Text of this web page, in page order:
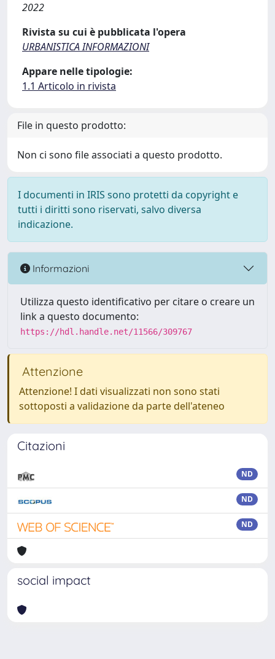
2022
Rivista su cui è pubblicata l'opera
URBANISTICA INFORMAZIONI
Appare nelle tipologie:
1.1 Articolo in rivista
File in questo prodotto:
Non ci sono file associati a questo prodotto.
I documenti in IRIS sono protetti da copyright e
tutti i diritti sono riservati, salvo diversa
indicazione.
Informazioni
Utilizza questo identificativo per citare o creare un
link a questo documento:
https://hdl.handle.net/11566/309767
Attenzione
Attenzione! I dati visualizzati non sono stati
sottoposti a validazione da parte dell'ateneo
Citazioni
ND
ND
ND
social impact